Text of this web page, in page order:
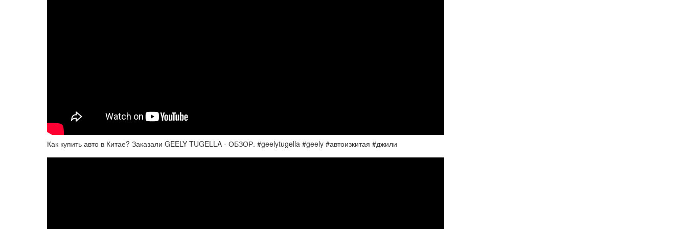
Как купить авто в Китае? Заказали GEELY TUGELLA - ОБЗОР. #geelytugella #geely #автоизкитая #джили